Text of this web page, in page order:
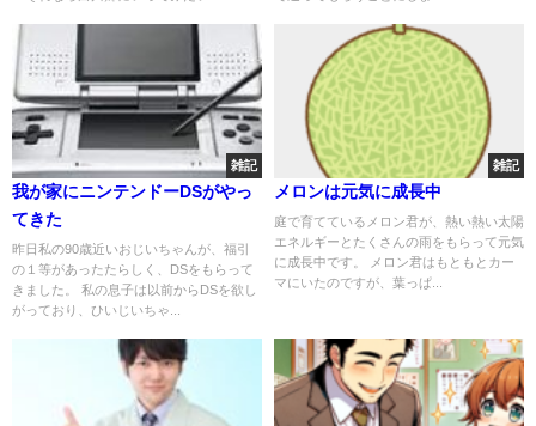
雑記
我が家にニンテンドーDSがやっ
てきた
昨日私の90歳近いおじいちゃんが、福引
の１等があったたらしく、DSをもらって
きました。 私の息子は以前からDSを欲し
がっており、ひいじいちゃ...
雑記
メロンは元気に成長中
庭で育てているメロン君が、熱い熱い太陽
エネルギーとたくさんの雨をもらって元気
に成長中です。 メロン君はもともとカー
マにいたのですが、葉っぱ...